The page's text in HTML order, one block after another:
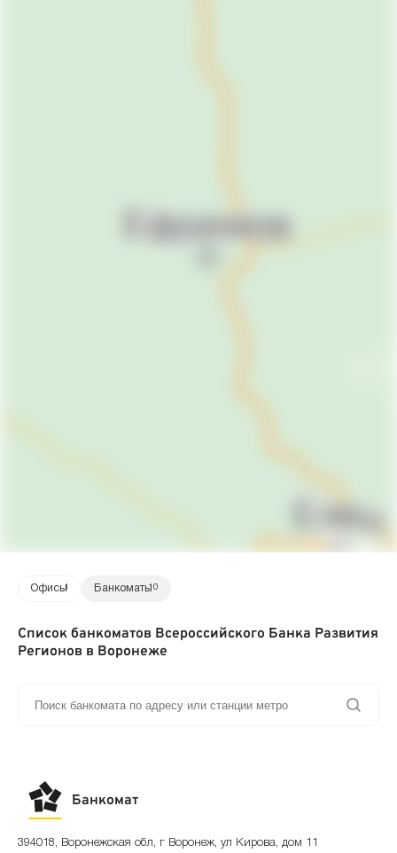
Офисы
1 Банкоматы10
Список банкоматов Всероссийского Банка Развития
Регионов в Воронеже
Банкомат
394018, Воронежская обл, г Воронеж, ул Кирова, дом 11